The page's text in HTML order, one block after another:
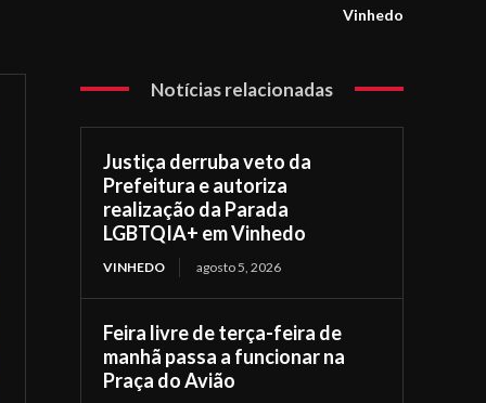
Vinhedo
Notícias relacionadas
Justiça derruba veto da
Prefeitura e autoriza
realização da Parada
LGBTQIA+ em Vinhedo
VINHEDO agosto 5, 2026
Feira livre de terça-feira de
manhã passa a funcionar na
Praça do Avião